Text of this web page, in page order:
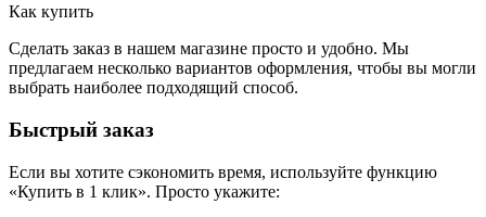
Как купить
Сделать заказ в нашем магазине просто и удобно. Мы
предлагаем несколько вариантов оформления, чтобы вы могли
выбрать наиболее подходящий способ.
Быстрый заказ
Если вы хотите сэкономить время, используйте функцию
«Купить в 1 клик». Просто укажите: